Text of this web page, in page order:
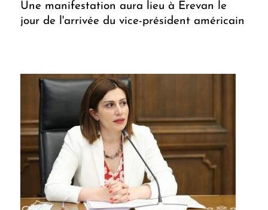
Une manifestation aura lieu à Erevan le
jour de l'arrivée du vice-président américain